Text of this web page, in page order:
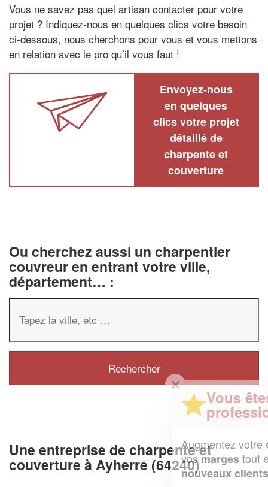
Vous ne savez pas quel artisan contacter pour votre
projet ? Indiquez-nous en quelques clics votre besoin
ci-dessous, nous cherchons pour vous et vous mettons
en relation avec le pro qu’il vous faut !
Envoyez-nous
en quelques
clics votre projet
détaillé de
charpente et
couverture
Ou cherchez aussi un charpentier
couvreur en entrant votre ville,
département… :
Une entreprise de charpente et
couverture à Ayherre (64240)
✕
Vous êtes un
professionnel ?
Augmentez votrechiffre d'affaireset
vosmargestout en gagnant de
nouveaux clients!